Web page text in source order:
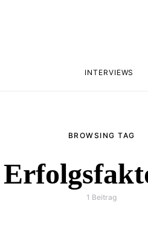
INTERVIEWS
BROWSING TAG
1 Beitrag